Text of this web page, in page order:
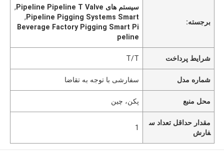
برجسته:
سیستم های Pipeline Pipeline T Valve
,
Pipeline Pigging Systems Smart
,
Beverage Factory Pigging Smart Pi
peline
شرایط پرداخت T/T
شماره مدل سفارشی با توجه به تقاضا
محل منبع پکن، چین
مقدار حداقل تعداد س
فارش
1